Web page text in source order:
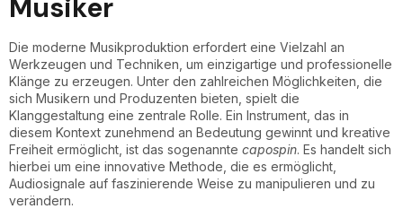
Musiker
Die moderne Musikproduktion erfordert eine Vielzahl an
Werkzeugen und Techniken, um einzigartige und professionelle
Klänge zu erzeugen. Unter den zahlreichen Möglichkeiten, die
sich Musikern und Produzenten bieten, spielt die
Klanggestaltung eine zentrale Rolle. Ein Instrument, das in
diesem Kontext zunehmend an Bedeutung gewinnt und kreative
Freiheit ermöglicht, ist das sogenannte capospin. Es handelt sich
hierbei um eine innovative Methode, die es ermöglicht,
Audiosignale auf faszinierende Weise zu manipulieren und zu
verändern.